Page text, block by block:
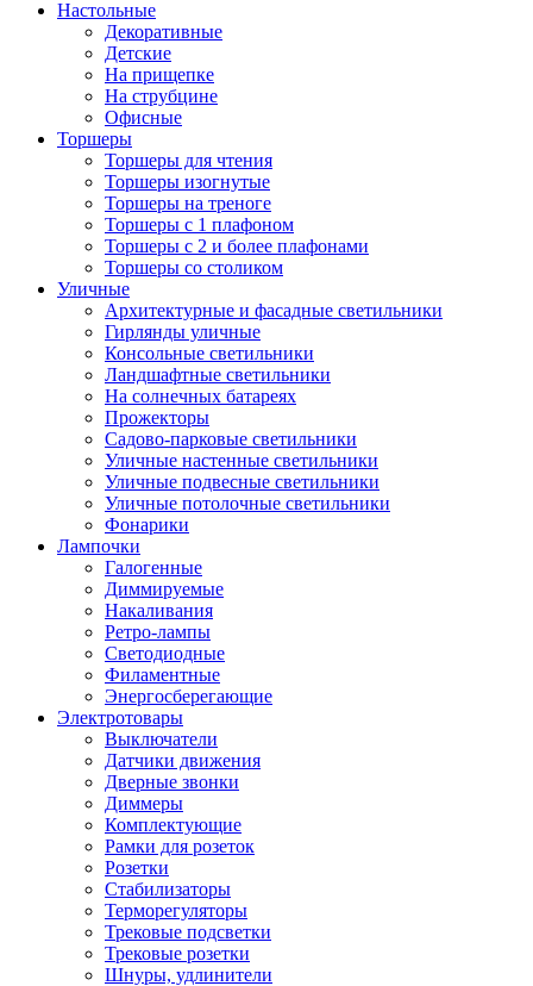
Настольные
Декоративные
Детские
На прищепке
На струбцине
Офисные
Торшеры
Торшеры для чтения
Торшеры изогнутые
Торшеры на треноге
Торшеры с 1 плафоном
Торшеры с 2 и более плафонами
Торшеры со столиком
Уличные
Архитектурные и фасадные светильники
Гирлянды уличные
Консольные светильники
Ландшафтные светильники
На солнечных батареях
Прожекторы
Садово-парковые светильники
Уличные настенные светильники
Уличные подвесные светильники
Уличные потолочные светильники
Фонарики
Лампочки
Галогенные
Диммируемые
Накаливания
Ретро-лампы
Светодиодные
Филаментные
Энергосберегающие
Электротовары
Выключатели
Датчики движения
Дверные звонки
Диммеры
Комплектующие
Рамки для розеток
Розетки
Стабилизаторы
Терморегуляторы
Трековые подсветки
Трековые розетки
Шнуры, удлинители